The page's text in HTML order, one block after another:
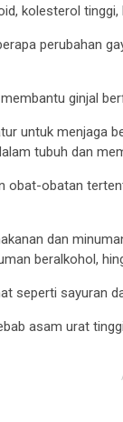
kolesterol
perubahan
ginjal
untuk menjaga
tubuh dan
obat-obatan
dan
beralkohol,
seperti sayuran
asam urat